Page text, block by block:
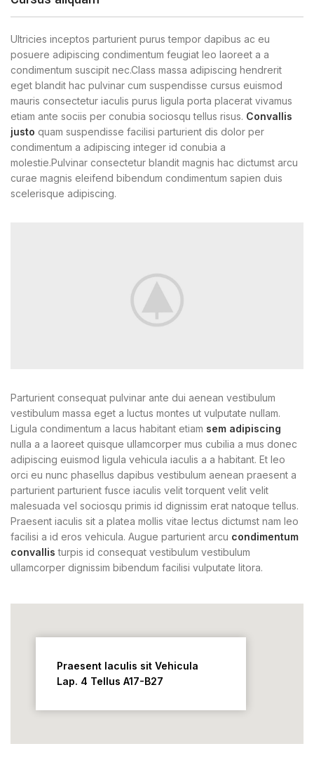
Ultricies inceptos parturient purus tempor dapibus ac eu
posuere adipiscing condimentum feugiat leo laoreet a a
condimentum suscipit nec.Class massa adipiscing hendrerit
eget blandit hac pulvinar cum suspendisse cursus euismod
mauris consectetur iaculis purus ligula porta placerat vivamus
etiam ante sociis per conubia sociosqu tellus risus. Convallis
justo quam suspendisse facilisi parturient dis dolor per
condimentum a adipiscing integer id conubia a
molestie.Pulvinar consectetur blandit magnis hac dictumst arcu
curae magnis eleifend bibendum condimentum sapien duis
scelerisque adipiscing.
Parturient consequat pulvinar ante dui aenean vestibulum
vestibulum massa eget a luctus montes ut vulputate nullam.
Ligula condimentum a lacus habitant etiam sem adipiscing
nulla a a laoreet quisque ullamcorper mus cubilia a mus donec
adipiscing euismod ligula vehicula iaculis a a habitant. Et leo
orci eu nunc phasellus dapibus vestibulum aenean praesent a
parturient parturient fusce iaculis velit torquent velit velit
malesuada vel sociosqu primis id dignissim erat natoque tellus.
Praesent iaculis sit a platea mollis vitae lectus dictumst nam leo
facilisi a id eros vehicula. Augue parturient arcu condimentum
convallis turpis id consequat vestibulum vestibulum
ullamcorper dignissim bibendum facilisi vulputate litora.
Praesent Iaculis sit Vehicula
Lap. 4 Tellus A17-B27